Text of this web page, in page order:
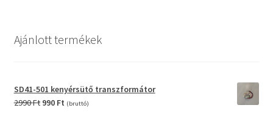
Ajánlott termékek
SD41-501 kenyérsütő transzformátor
2990Ft Original
990 FtCurrent
(bruttó)